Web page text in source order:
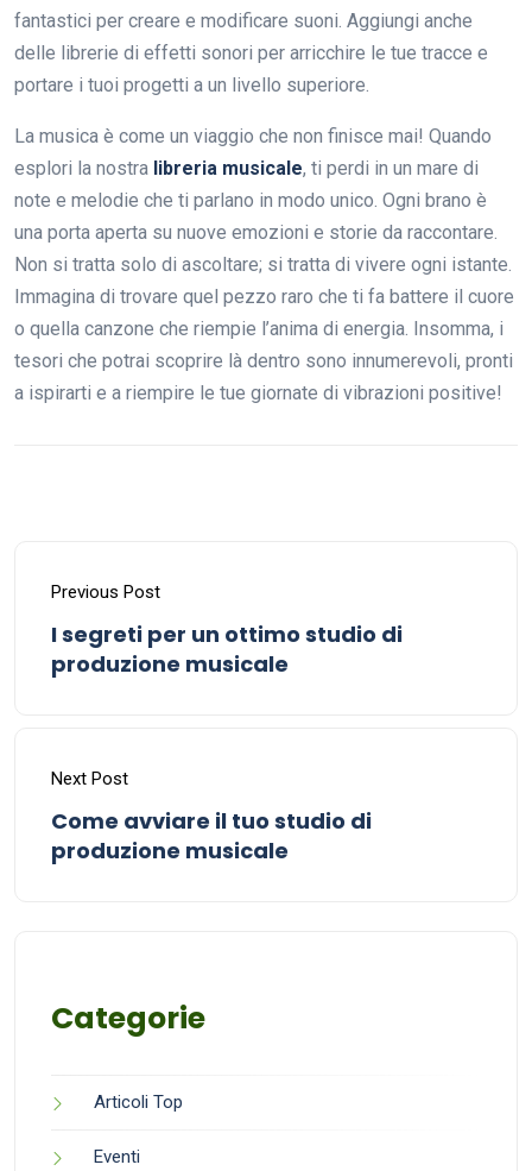
fantastici per creare e modificare suoni. Aggiungi anche
delle librerie di effetti sonori per arricchire le tue tracce e
portare i tuoi progetti a un livello superiore.
La musica è come un viaggio che non finisce mai! Quando
esplori la nostra libreria musicale, ti perdi in un mare di
note e melodie che ti parlano in modo unico. Ogni brano è
una porta aperta su nuove emozioni e storie da raccontare.
Non si tratta solo di ascoltare; si tratta di vivere ogni istante.
Immagina di trovare quel pezzo raro che ti fa battere il cuore
o quella canzone che riempie l’anima di energia. Insomma, i
tesori che potrai scoprire là dentro sono innumerevoli, pronti
a ispirarti e a riempire le tue giornate di vibrazioni positive!
Previous Post
I segreti per un ottimo studio di
produzione musicale
Next Post
Come avviare il tuo studio di
produzione musicale
Categorie
Articoli Top
Eventi